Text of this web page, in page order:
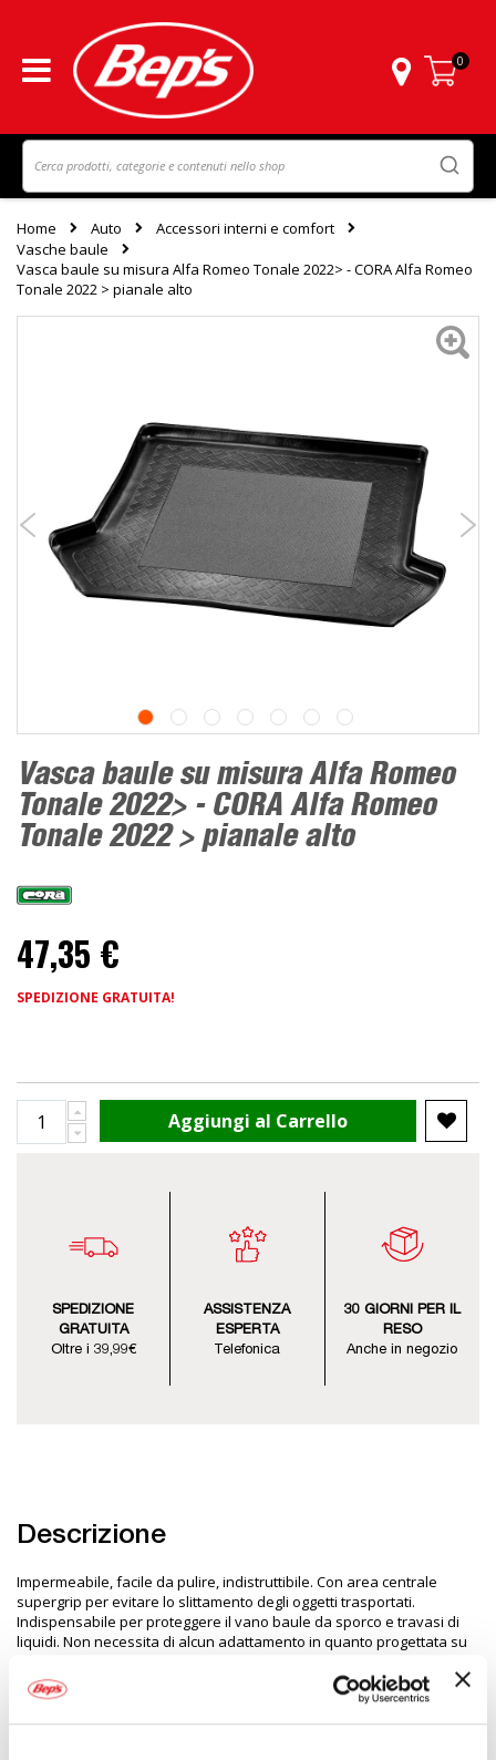
Carrello
0
Home Auto
Accessori interni e comfort
Vasche baule
Vasca baule su misura Alfa Romeo Tonale 2022> - CORA Alfa Romeo
Tonale 2022 > pianale alto
Vasca baule su misura Alfa Romeo
Tonale 2022> - CORA Alfa Romeo
Tonale 2022 > pianale alto
47,35 €
SPEDIZIONE GRATUITA!
Aggiungi al Carrello
SPEDIZIONE
GRATUITA
Oltre i 39,99€
ASSISTENZA
ESPERTA
Telefonica
30 GIORNI PER IL
RESO
Anche in negozio
Descrizione
Impermeabile, facile da pulire, indistruttibile. Con area centrale
supergrip per evitare lo slittamento degli oggetti trasportati.
Indispensabile per proteggere il vano baule da sporco e travasi di
liquidi. Non necessita di alcun adattamento in quanto progettata su